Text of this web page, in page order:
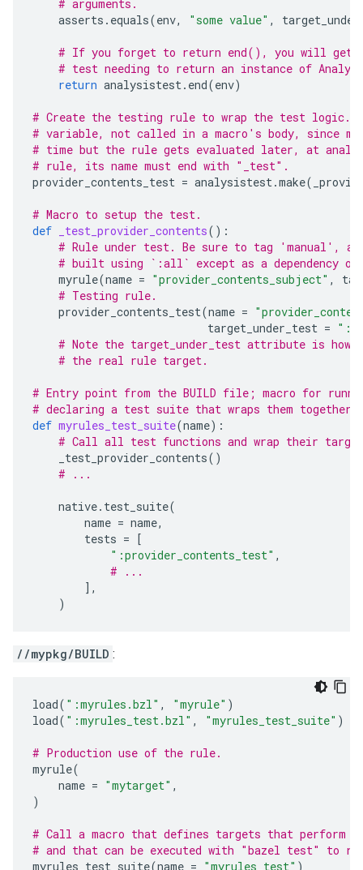
# arguments.
asserts . equals(env, "some value" ,
# If you forget to return end(), you will get
# test needing to return an instance of
return analysistest. end(env)
# Create the testing rule to wrap the test logic.
# variable, not called in a macro's body, since
# time but the rule gets evaluated later, at
# rule, its name must end with "_test".
provider_contents_test = analysistest.make(
# Macro to setup the test.
def
_test_provider_contents():
# Rule under test. Be sure to tag 'manual',
# built using `:all` except as a dependency
myrule(name = "provider_contents_subject" ,
# Testing rule.
provider_contents_test(name =
target_under_test =
# Note the target_under_test attribute is how
# the real rule target.
# Entry point from the BUILD file; macro for
# declaring a test suite that wraps them together.
def myrules_test_suite(name):
# Call all test functions and wrap their
_test_provider_contents()
# ...
native. test_suite(
name = name,
tests = [
":provider_contents_test" ,
# ...
],
)
//mypkg/BUILD :
load( ":myrules.bzl" , "myrule" )
load( ":myrules_test.bzl" , "myrules_test_suite" )
# Production use of the rule.
myrule(
name = "mytarget" ,
)
# Call a macro that defines targets that perform
# and that can be executed with "bazel test" to
myrules_test_suite(name = "myrules_test" )